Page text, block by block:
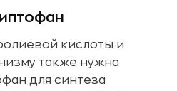
кислоты и
также нужна
для синтеза